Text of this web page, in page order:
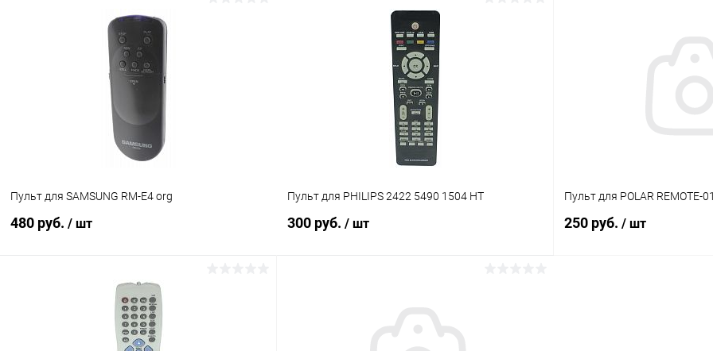
В корзину В корзину
Пульт для SAMSUNG RM-E4 org
480 руб. / шт
В корзину
Пульт для PHILIPS 2422 5490 1504 HT
300 руб. / шт
Пульт для POLAR REMOTE-
250 руб. / шт